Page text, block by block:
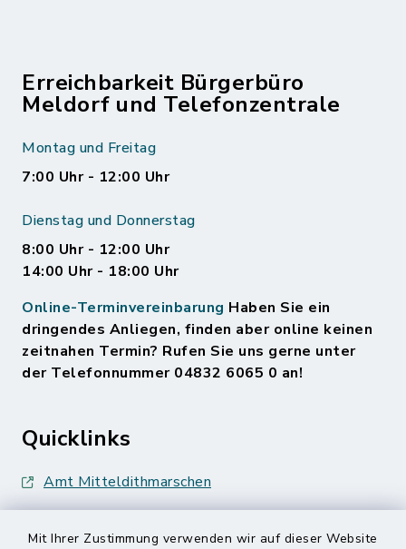
Mit Ihrer Zustimmung verwenden wir auf dieser Website
Erreichbarkeit Bürgerbüro
Meldorf und Telefonzentrale
Montag und Freitag
7:00 Uhr - 12:00 Uhr
Dienstag und Donnerstag
8:00 Uhr - 12:00 Uhr
14:00 Uhr - 18:00 Uhr
Online-Terminvereinbarung Haben Sie ein
dringendes Anliegen, finden aber online keinen
zeitnahen Termin? Rufen Sie uns gerne unter
der Telefonnummer 04832 6065 0 an!
Quicklinks
Amt Mitteldithmarschen